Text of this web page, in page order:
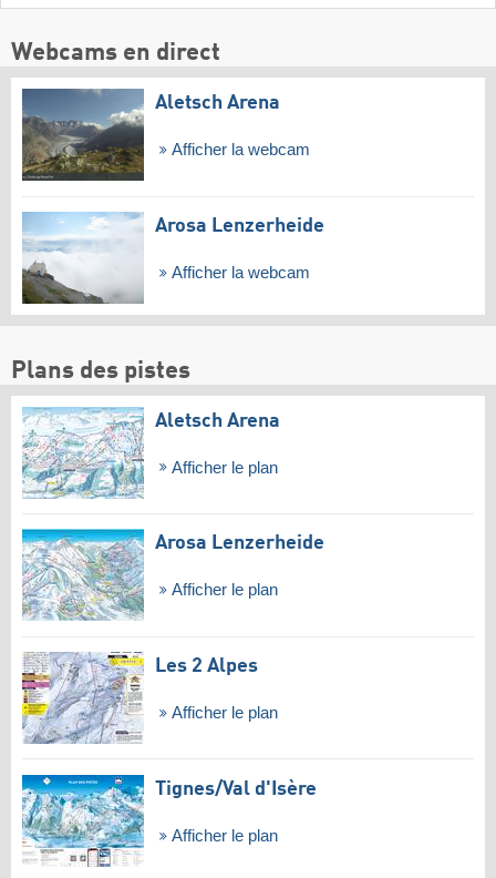
Webcams en direct
Aletsch Arena
Afficher la webcam
Arosa Lenzerheide
Afficher la webcam
Plans des pistes
Aletsch Arena
Afficher le plan
Arosa Lenzerheide
Afficher le plan
Les 2 Alpes
Afficher le plan
Tignes/​Val d'Isère
Afficher le plan